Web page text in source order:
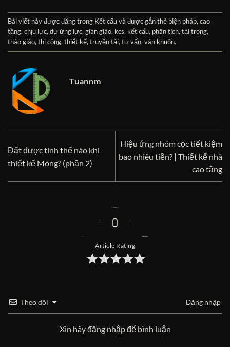
Bài viết này được đăng trong Kết cấuvà được gắn thẻ biện pháp,cao
tầng,chịu lực,dự ứng lực,giàn giáo, kcs, kết cấu, phân tích,tải trọng,
tháo giáo,thi công,thiết kế,truyền tải,tư vấn,ván khuôn.
Tuannm
Đất được tính thế nào khi
thiết kế Móng? (phần 2)
Hiệu ứng nhóm cọc tiết kiệm
bao nhiêu tiền? | Thiết kế nhà
cao tầng
0
Article Rating
Theo dõi Đăng nhập
Xin hãy đăng nhập để bình luận